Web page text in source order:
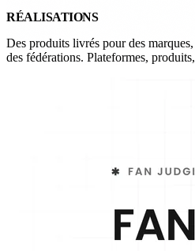
RÉALISATIONS
Des produits livrés pour des
des fédérations. Plateformes,